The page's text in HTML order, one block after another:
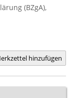
(BZgA),
hinzufügen